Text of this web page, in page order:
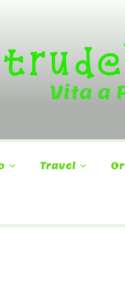
Vita a
Travel